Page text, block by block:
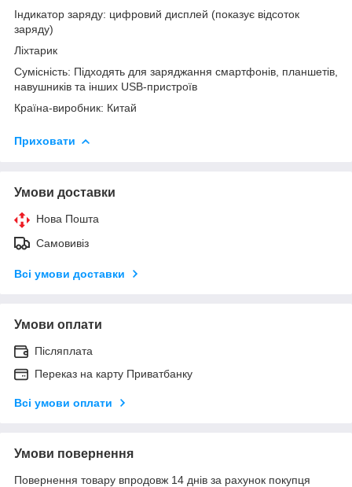
Індикатор заряду: цифровий дисплей (показує відсоток
заряду)
Ліхтарик
Сумісність: Підходять для заряджання смартфонів, планшетів,
навушників та інших USB-пристроїв
Країна-виробник: Китай
Приховати
Умови доставки
Нова Пошта
Самовивіз
Всі умови доставки
Умови оплати
Післяплата
Переказ на карту Приватбанку
Всі умови оплати
Умови повернення
Повернення товару впродовж 14 днів за рахунок покупця